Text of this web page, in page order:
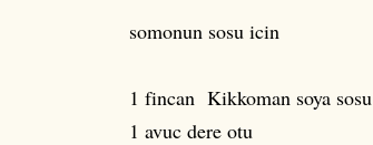
somonun sosu icin
1 fincan Kikkoman soya sosu
1 avuc dere otu